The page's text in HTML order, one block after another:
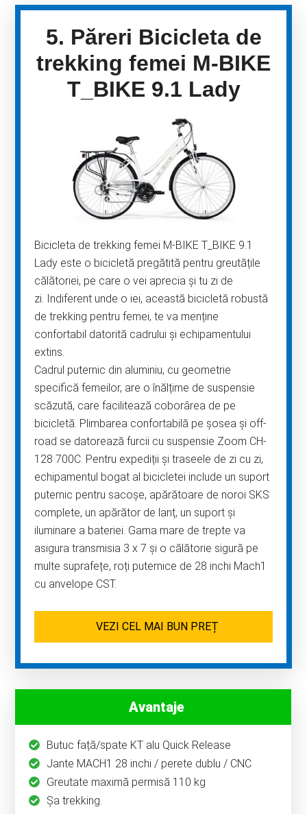
5. Păreri Bicicleta de
trekking femei M-BIKE
T_BIKE 9.1 Lady
Bicicleta de trekking femei M-BIKE T_BIKE 9.1
Lady este o bicicletă pregătită pentru greutățile
călătoriei, pe care o vei aprecia și tu zi de
zi. Indiferent unde o iei, această bicicletă robustă
de trekking pentru femei, te va menține
confortabil datorită cadrului și echipamentului
extins.
Cadrul puternic din aluminiu, cu geometrie
specifică femeilor, are o înălțime de suspensie
scăzută, care facilitează coborârea de pe
bicicletă. Plimbarea confortabilă pe șosea și off-
road se datorează furcii cu suspensie Zoom CH-
128 700C. Pentru expediții și traseele de zi cu zi,
echipamentul bogat al bicicletei include un suport
puternic pentru sacoșe, apărătoare de noroi SKS
complete, un apărător de lanț, un suport și
iluminare a bateriei. Gama mare de trepte va
asigura transmisia 3 x 7 și o călătorie sigură pe
multe suprafețe, roți puternice de 28 inchi Mach1
cu anvelope CST.
VEZI CEL MAI BUN PREȚ
Avantaje
Butuc față/spate KT alu Quick Release
Jante MACH1 28 inchi / perete dublu / CNC
Greutate maximă permisă 110 kg
Șa trekking.